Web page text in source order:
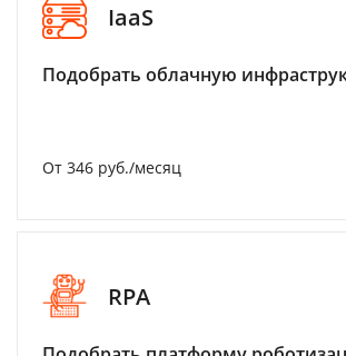
IaaS
Подобрать облачную
От 346 руб./месяц
RPA